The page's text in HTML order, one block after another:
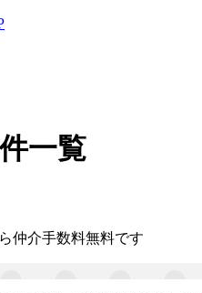
一覧
仲介手数料無料です